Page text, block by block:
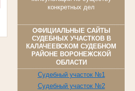
конкретных дел
ОФИЦИАЛЬНЫЕ САЙТЫ
СУДЕБНЫХ УЧАСТКОВ В
КАЛАЧЕЕВСКОМ СУДЕБНОМ
РАЙОНЕ ВОРОНЕЖСКОЙ
ОБЛАСТИ
Судебный участок №1
Судебный участок №2